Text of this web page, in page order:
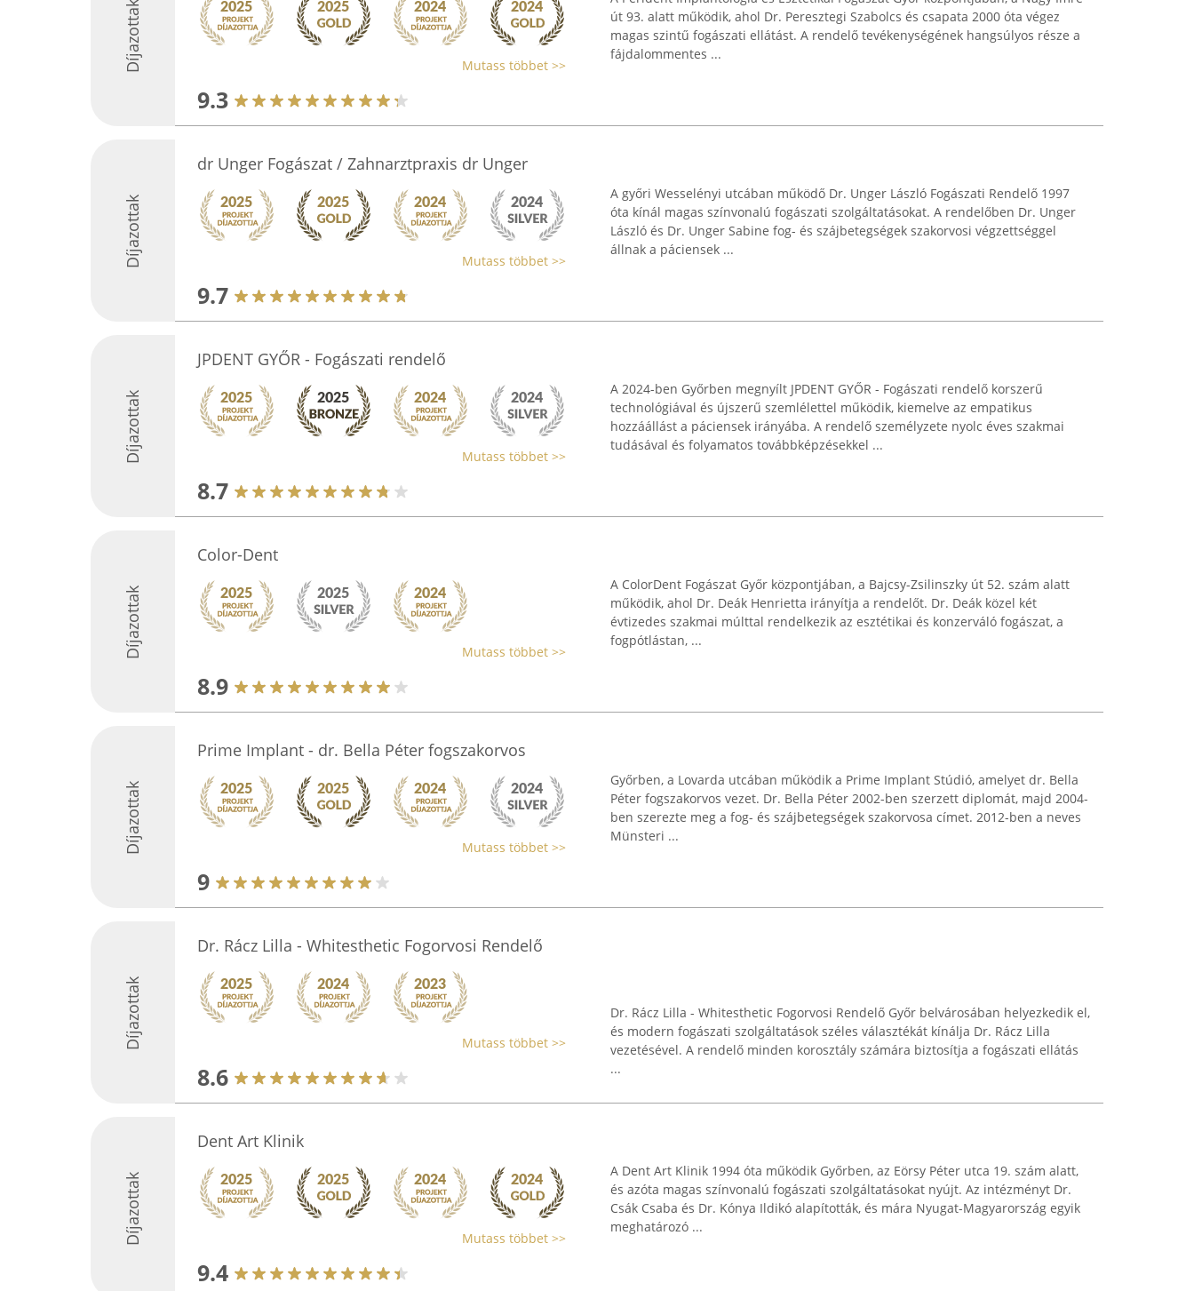
Díjazottak Mutass többet >>
9.3
út 93. alatt működik, ahol Dr. Peresztegi Szabolcs és csapata 2000 óta végez
magas szintű fogászati ellátást. A rendelő tevékenységének hangsúlyos része a
fájdalommentes ...
Díjazottak
dr Unger Fogászat / Zahnarztpraxis dr Unger
Mutass többet >>
9.7
A győri Wesselényi utcában működő Dr. Unger László Fogászati Rendelő 1997
óta kínál magas színvonalú fogászati szolgáltatásokat. A rendelőben Dr. Unger
László és Dr. Unger Sabine fog- és szájbetegségek szakorvosi végzettséggel
állnak a páciensek ...
Díjazottak
JPDENT GYŐR - Fogászati rendelő
Mutass többet >>
8.7
A 2024-ben Győrben megnyílt JPDENT GYŐR - Fogászati rendelő korszerű
technológiával és újszerű szemlélettel működik, kiemelve az empatikus
hozzáállást a páciensek irányába. A rendelő személyzete nyolc éves szakmai
tudásával és folyamatos továbbképzésekkel ...
Díjazottak
Color-Dent
Mutass többet >>
8.9
A ColorDent Fogászat Győr központjában, a Bajcsy-Zsilinszky út 52. szám alatt
működik, ahol Dr. Deák Henrietta irányítja a rendelőt. Dr. Deák közel két
évtizedes szakmai múlttal rendelkezik az esztétikai és konzerváló fogászat, a
fogpótlástan, ...
Díjazottak
Prime Implant - dr. Bella Péter fogszakorvos
Mutass többet >>
9
Győrben, a Lovarda utcában működik a Prime Implant Stúdió, amelyet dr. Bella
Péter fogszakorvos vezet. Dr. Bella Péter 2002-ben szerzett diplomát, majd 2004-
ben szerezte meg a fog- és szájbetegségek szakorvosa címet. 2012-ben a neves
Münsteri ...
Díjazottak
Dr. Rácz Lilla - Whitesthetic Fogorvosi Rendelő
Mutass többet >>
8.6
Dr. Rácz Lilla - Whitesthetic Fogorvosi Rendelő Győr belvárosában helyezkedik el,
és modern fogászati szolgáltatások széles választékát kínálja Dr. Rácz Lilla
vezetésével. A rendelő minden korosztály számára biztosítja a fogászati ellátás
...
Díjazottak
Dent Art Klinik
Mutass többet >>
9.4
A Dent Art Klinik 1994 óta működik Győrben, az Eörsy Péter utca 19. szám alatt,
és azóta magas színvonalú fogászati szolgáltatásokat nyújt. Az intézményt Dr.
Csák Csaba és Dr. Kónya Ildikó alapították, és mára Nyugat-Magyarország egyik
meghatározó ...